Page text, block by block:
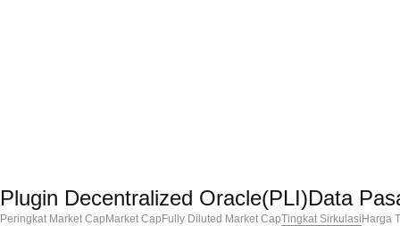
Plugin Decentralized Oracle(PLI)Data
Peringkat Market Cap Market Cap Fully Diluted Market CapTingkat Sirkulasi Harga